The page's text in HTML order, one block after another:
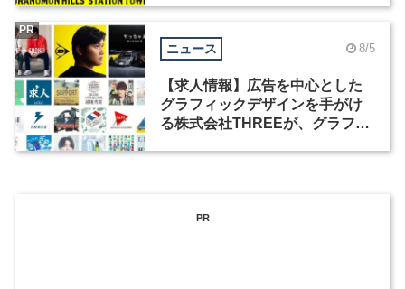
ニュース 8/5
【求人情報】広告を中心とした
グラフィックデザインを手がけ
る株式会社THREEが、グラフィ
PR
PR